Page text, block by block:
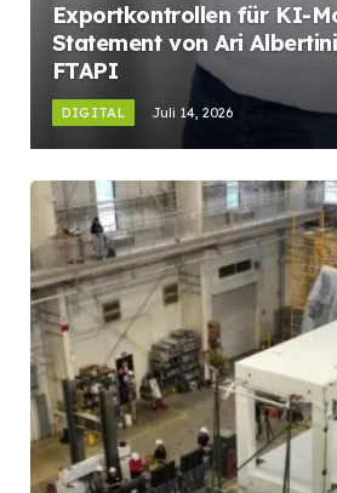
Exportkontrollen für KI-
Statement von Ari
FTAPI
DIGITAL Juli 14, 2026